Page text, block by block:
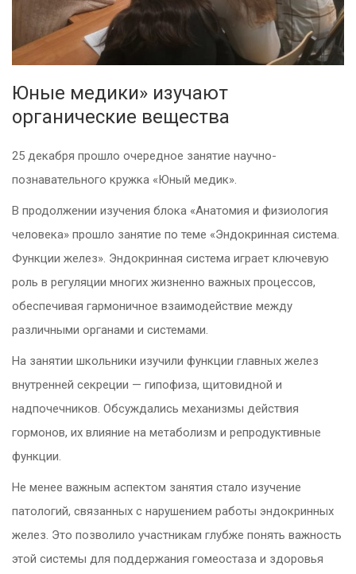
Юные медики» изучают
органические вещества
25 декабря прошло очередное занятие научно-
познавательного кружка «Юный медик».
В продолжении изучения блока «Анатомия и физиология
человека» прошло занятие по теме «Эндокринная система.
Функции желез». Эндокринная система играет ключевую
роль в регуляции многих жизненно важных процессов,
обеспечивая гармоничное взаимодействие между
различными органами и системами.
На занятии школьники изучили функции главных желез
внутренней секреции — гипофиза, щитовидной и
надпочечников. Обсуждались механизмы действия
гормонов, их влияние на метаболизм и репродуктивные
функции.
Не менее важным аспектом занятия стало изучение
патологий, связанных с нарушением работы эндокринных
желез. Это позволило участникам глубже понять важность
этой системы для поддержания гомеостаза и здоровья